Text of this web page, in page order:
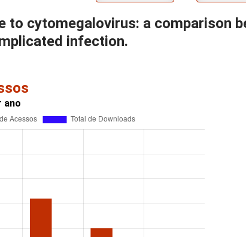
to cytomegalovirus: a comparison
infection.
ano